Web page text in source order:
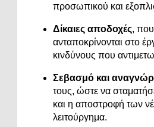
προσωπικού και
Δίκαιες αποδοχές,
ανταποκρίνονται στο
κινδύνους που
Σεβασμό και
τους, ώστε να
και η αποστροφή των
λειτούργημα.